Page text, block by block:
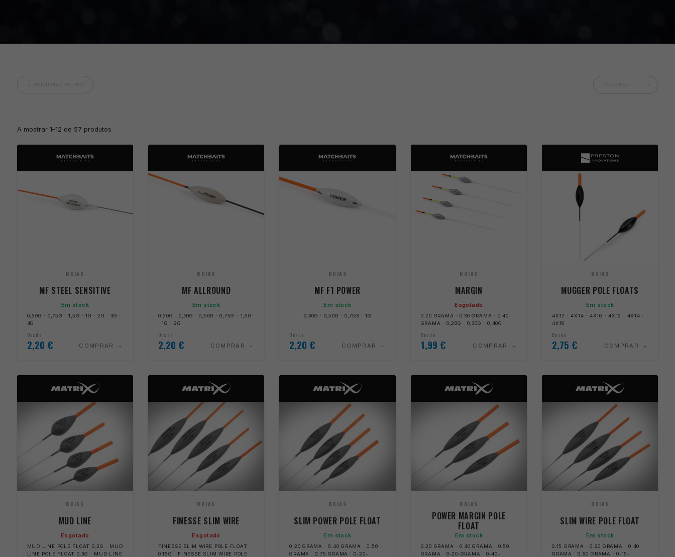
A mostrar 1–12 de 57 produtos
BOIAS
MF STEEL SENSITIVE
Em stock
0,50G · 0,75G · 1,5G · 1G · 2G · 3G ·
4G
Desde
2,20 € COMPRAR
BOIAS
MF ALLROUND
Em stock
0,20G · 0,30G · 0,50G · 0,75G · 1,5G
· 1G · 2G
Desde
2,20 € COMPRAR
BOIAS
MF F1 POWER
Em stock
0,30G · 0,50G · 0,75G · 1G
Desde
2,20 € COMPRAR
BOIAS
MARGIN
Esgotado
0.20 GRAMA · 0.30 GRAMA · 0.40
GRAMA · 0,20G · 0,30G · 0,40G
Desde
1,99 € COMPRAR
BOIAS
MUGGER POLE FLOATS
Em stock
4X12 · 4X14 · 4X16 · 4X12 · 4X14 ·
4X16
Desde
2,75 € COMPRAR
BOIAS
MUD LINE
Esgotado
MUD LINE POLE FLOAT 0.2G · MUD
LINE POLE FLOAT 0.3G · MUD LINE
BOIAS
FINESSE SLIM WIRE
Esgotado
FINESSE SLIM WIRE POLE FLOAT
0.15G · FINESSE SLIM WIRE POLE
BOIAS
SLIM POWER POLE FLOAT
Em stock
0.20 GRAMA · 0.40 GRAMA · 0.50
GRAMA · 0.75 GRAMA · 0-20-
BOIAS
POWER MARGIN POLE
FLOAT
Em stock
0.20 GRAMA · 0.40 GRAMA · 0.50
GRAMA · 0-20-GRAMA · 0-40-
BOIAS
SLIM WIRE POLE FLOAT
Em stock
0.15 GRAMA · 0.20 GRAMA · 0.40
GRAMA · 0.50 GRAMA · 0-15-